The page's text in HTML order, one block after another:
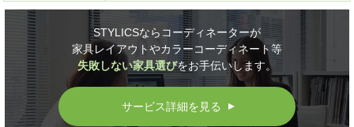
STYLICSならコーディネーターが
家具レイアウトやカラーコーディネート等
失敗しない家具選びをお手伝いします。
サービス詳細を見る ▲